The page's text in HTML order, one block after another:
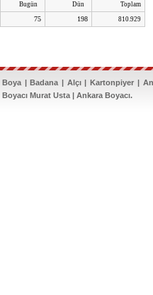
Bugün Dün Toplam
75 198 810.929
Boya | Badana | Alçı | Kartonpiyer |
Boyacı Murat Usta | Ankara Boyacı.